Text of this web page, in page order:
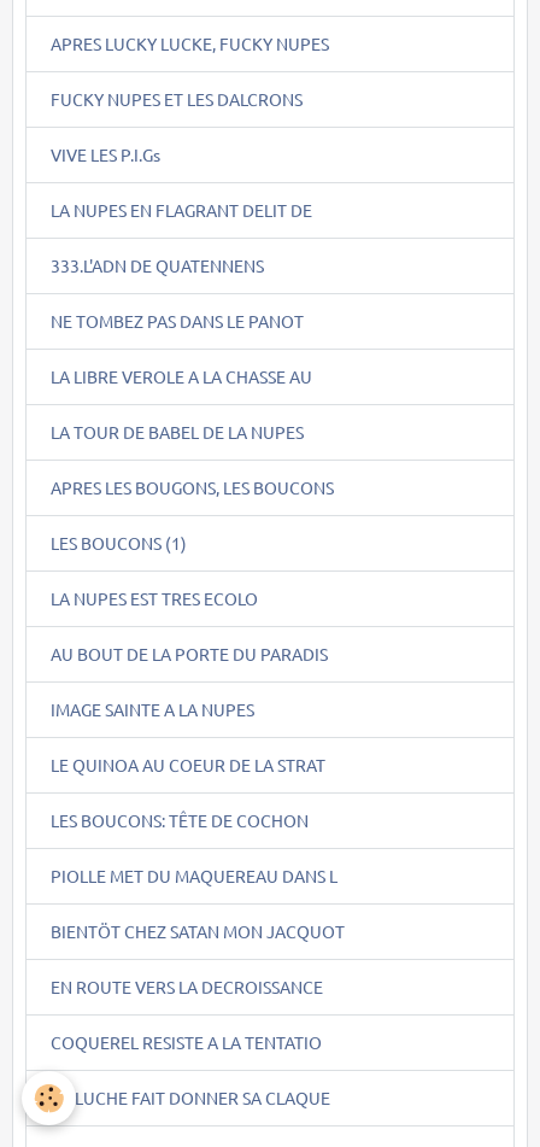
APRES LUCKY LUCKE, FUCKY NUPES
FUCKY NUPES ET LES DALCRONS
VIVE LES P.I.Gs
LA NUPES EN FLAGRANT DELIT DE
333.L'ADN DE QUATENNENS
NE TOMBEZ PAS DANS LE PANOT
LA LIBRE VEROLE A LA CHASSE AU
LA TOUR DE BABEL DE LA NUPES
APRES LES BOUGONS, LES BOUCONS
LES BOUCONS (1)
LA NUPES EST TRES ECOLO
AU BOUT DE LA PORTE DU PARADIS
IMAGE SAINTE A LA NUPES
LE QUINOA AU COEUR DE LA STRAT
LES BOUCONS: TÊTE DE COCHON
PIOLLE MET DU MAQUEREAU DANS L
BIENTÖT CHEZ SATAN MON JACQUOT
EN ROUTE VERS LA DECROISSANCE
COQUEREL RESISTE A LA TENTATIO
MELUCHE FAIT DONNER SA CLAQUE